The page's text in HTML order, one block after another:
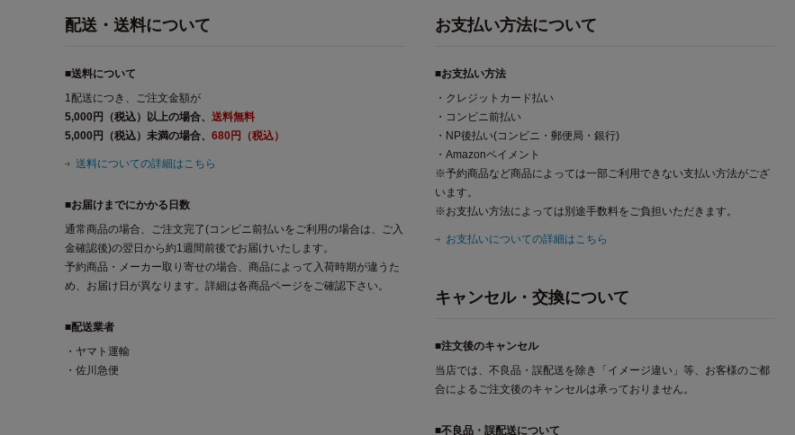
配送・送料について
■送料について
1配送につき、ご注文金額が
5,000円（税込）以上の場合、 送料無料
5,000円（税込）未満の場合、 680円（税込）
送料についての詳細はこちら
■お届けまでにかかる日数
通常商品の場合、ご注文完了(コンビニ前払いをご利用の場合は、ご入
金確認後)の翌日から約1週間前後でお届けいたします。
予約商品・メーカー取り寄せの場合、商品によって入荷時期が違うた
め、お届け日が異なります。詳細は各商品ページをご確認下さい。
■配送業者
・ヤマト運輸
・佐川急便
お支払い方法について
■お支払い方法
・クレジットカード払い
・コンビニ前払い
・NP後払い(コンビニ・郵便局・銀行)
・Amazonペイメント
※予約商品など商品によっては一部ご利用できない支払い方法がござ
います。
※お支払い方法によっては別途手数料をご負担いただきます。
お支払いについての詳細はこちら
キャンセル・交換について
■注文後のキャンセル
当店では、不良品・誤配送を除き「イメージ違い」等、お客様のご都
合によるご注文後のキャンセルは承っておりません。
■不良品・誤配送について